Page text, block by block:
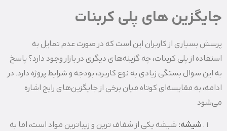
جایگزین‌ های پلی کربنات
پرسش بسیاری از کاربران این است که در صورت عدم تمایل به
استفاده از پلی کربنات، چه گزینه‌های دیگری در بازار وجود دارد؟ پاسخ
به این سوال بستگی زیادی به نوع کاربرد، بودجه و شرایط پروژه دارد. در
ادامه، به مقایسه‌ای کوتاه میان برخی از جایگزین‌های رایج اشاره
می‌شود
شیشه: شیشه یکی از شفاف‌ ترین و زیباترین مواد است، اما به